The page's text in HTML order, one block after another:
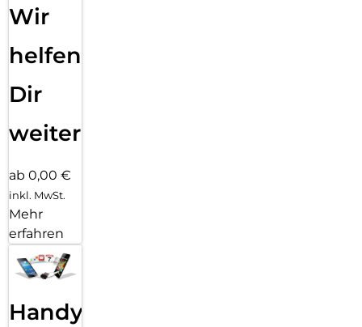
Wir
helfen
Dir
weiter
ab 0,00 €
inkl. MwSt.
Mehr
erfahren
Handy